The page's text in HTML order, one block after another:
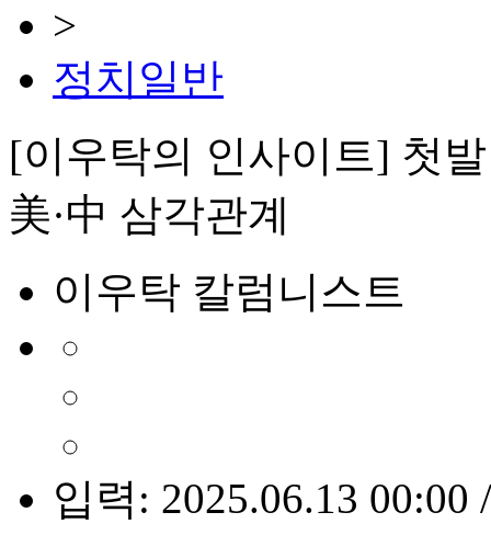
>
정치일반
[이우탁의 인사이트] 첫
美·中 삼각관계
이우탁 칼럼니스트
입력: 2025.06.13 00:00